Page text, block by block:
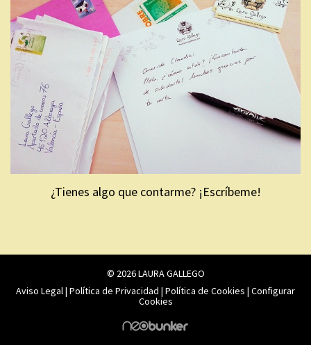
¿Tienes algo que contarme? ¡Escríbeme!
© 2026 LAURA GALLEGO
Aviso Legal| Política de Privacidad | Política de Cookies | Configurar
Cookies